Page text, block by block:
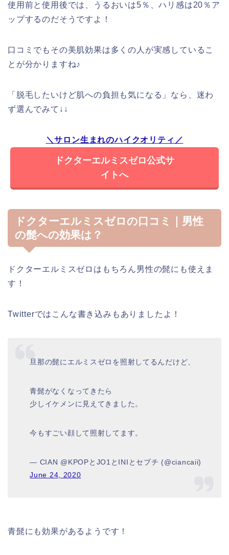
使用前と使用後では、うるおいは5％、ハリ感は20％ア
ップするのだそうですよ！
口コミでもその美肌効果は多くの人が実感しているこ
とが分かりますね♪
「脱毛したいけど肌への負担も気になる」なら、迷わ
ず選んでみて↓↓
＼サロン生まれのハイクオリティ／
ドクターエルミスゼロ公式サ
イトへ
ドクターエルミスゼロの口コミ｜男性
の髭への効果は？
ドクターエルミスゼロはもちろん男性の髭にも使えま
す！
Twitterではこんな書き込みもありましたよ！
旦那の髭にエルミスゼロを照射してるんだけど、
青髭がなくなってきたら
少しイケメンに見えてきました。
今もすごい顔して照射してます。
— CIAN @KPOPとJO1とINIとセブチ (@ciancaii)
June 24, 2020
青髭にも効果があるようです！